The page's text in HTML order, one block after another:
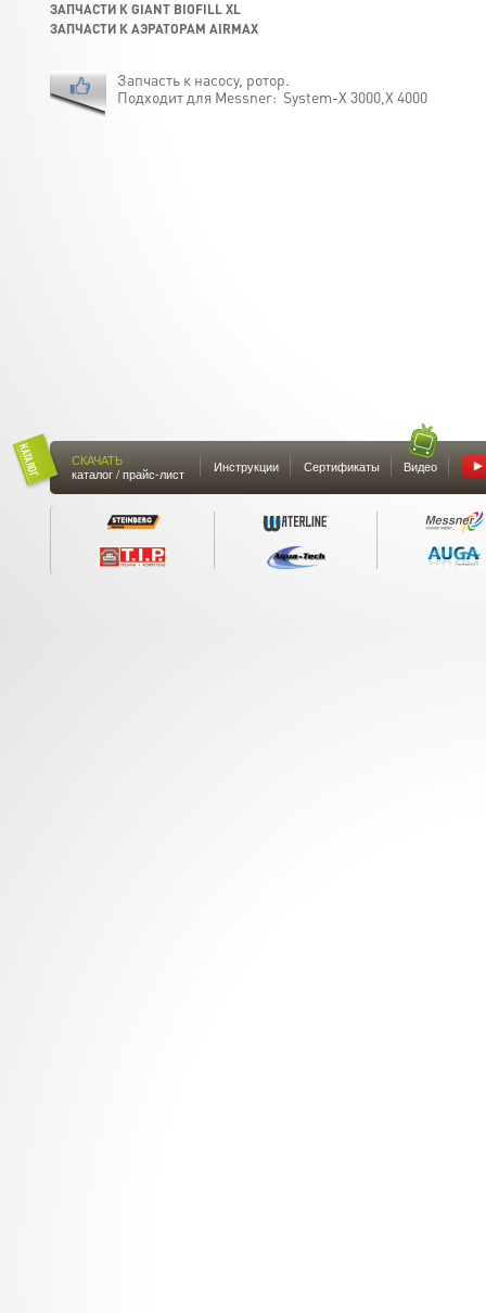
ЗАПЧАСТИ К GIANT BIOFILL XL
ЗАПЧАСТИ К АЭРАТОРАМ AIRMAX
Запчасть к насосу, ротор.
Подходит для Messner: System-X 3000,X 4000
СКАЧАТЬ
каталог / прайс-лист
Инструкции Сертификаты Видео